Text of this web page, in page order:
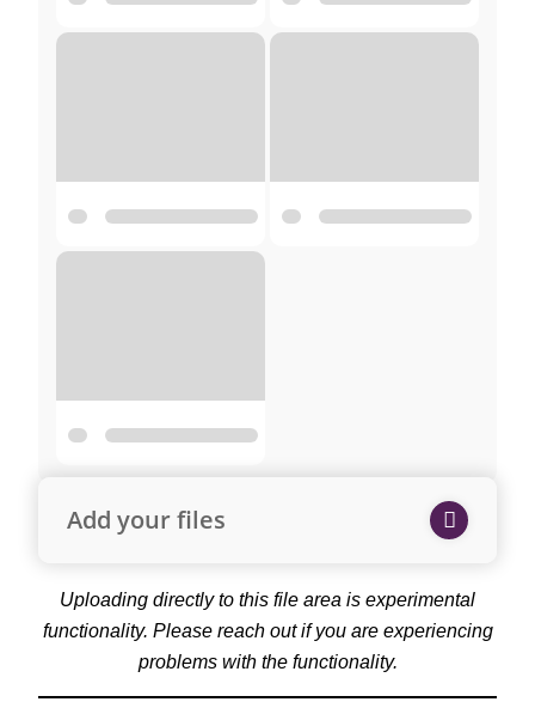
Add your files
Uploading directly to this file area is experimental
functionality. Please reach out if you are experiencing
problems with the functionality.